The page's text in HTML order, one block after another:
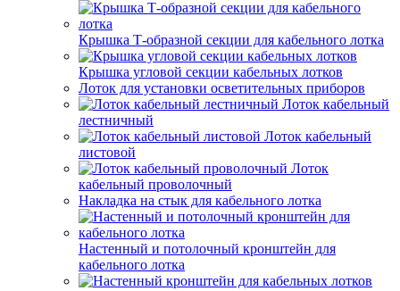
Крышка Т-образной секции для кабельного лотка
Крышка угловой секции кабельных лотков
Лоток для установки осветительных приборов
Лоток кабельный
лестничный
Лоток кабельный
листовой
Лоток
кабельный проволочный
Накладка на стык для кабельного лотка
Настенный и потолочный кронштейн для
кабельного лотка